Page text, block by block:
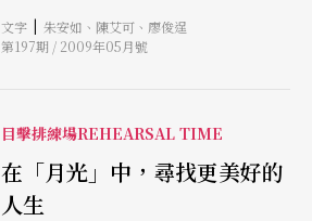
文字 | 朱安如、陳艾可、廖俊逞
第197期 / 2009年05月號
目擊排練場REHEARSAL TIME
在「月光」中，尋找更美好的
人生